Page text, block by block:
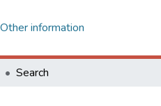
Other information
Search